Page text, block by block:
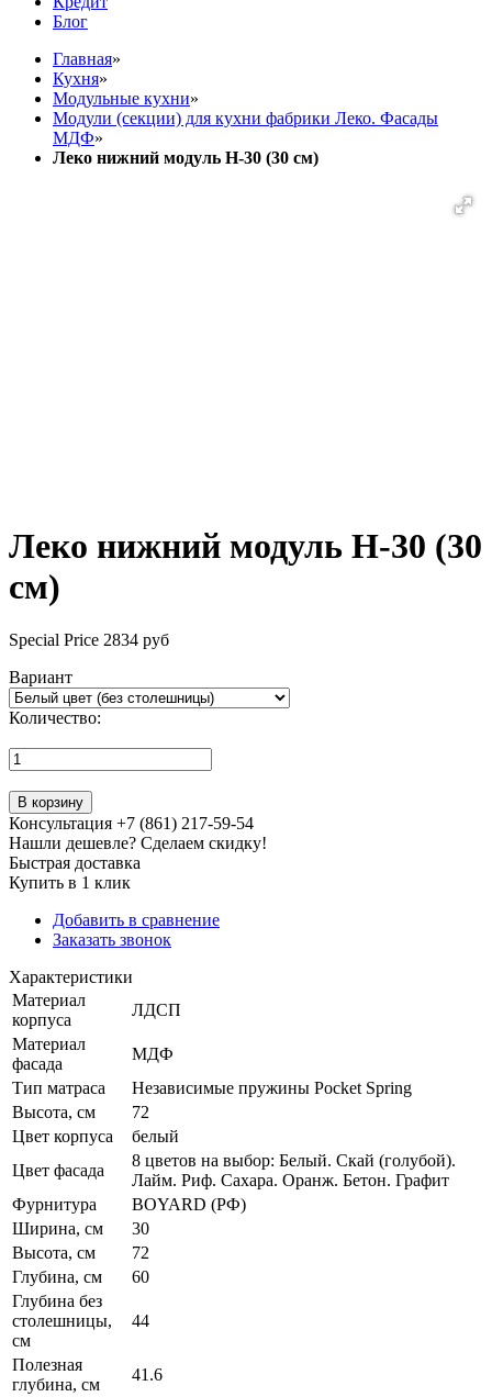
Блог
Главная»
Кухня»
Модульные кухни»
Модули (секции) для кухни фабрики Леко. Фасады
МДФ»
Леко нижний модуль Н-30 (30 см)
Леко нижний модуль Н-30 (30
см)
Special Price 2834 руб
Вариант
Количество:
В корзину
Консультация +7 (861) 217-59-54
Нашли дешевле? Сделаем скидку!
Быстрая доставка
Купить в 1 клик
Добавить в сравнение
Заказать звонок
Характеристики
Материал
корпуса
ЛДСП
Материал
фасада
МДФ
Тип матраса
Независимые пружины Pocket Spring
Высота, см
72
Цвет корпуса
белый
Цвет фасада
8 цветов на выбор: Белый. Скай (голубой).
Лайм. Риф. Сахара. Оранж. Бетон. Графит
Фурнитура
BOYARD (РФ)
Ширина, см
30
Высота, см
72
Глубина, см
60
Глубина без
столешницы,
см
44
Полезная
глубина, см
41.6